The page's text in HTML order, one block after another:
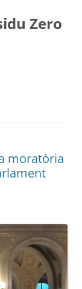
Zero
moratòria